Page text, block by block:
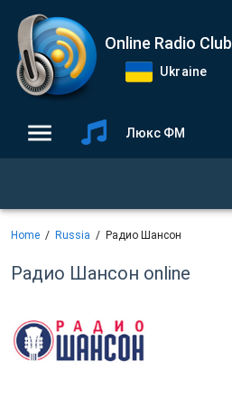
Online Radio Club
Ukraine
Люкс ФМ
Home Russia Радио Шансон
Радио Шансон online